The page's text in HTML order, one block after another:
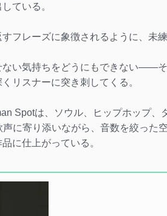
ている。
フレーズに象徴されるように、未
い気持ちをどうにもできない――
リスナーに突き刺してくる。
Spotは、ソウル、ヒップホップ、
に寄り添いながら、音数を絞った
に仕上がっている。